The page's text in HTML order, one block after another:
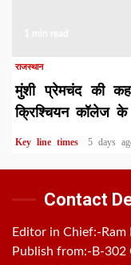
राजस्थान
मुंशी प्रेमचंद की
क्रिश्चियन कॉलेज के
Key line times 5 days
Contact
Editor in Chief:-Ram
Publish from:- B-302